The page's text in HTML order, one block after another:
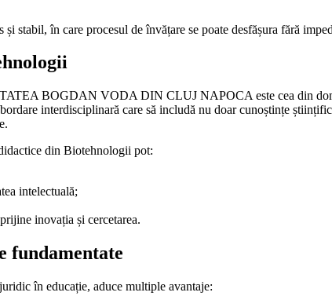
stabil, în care procesul de învățare se poate desfășura fără
BOGDAN VODA DIN CLUJ NAPOCA este cea din
interdisciplinară care să includă nu doar cunoștințe
din Biotehnologii pot:
intelectuală;
inovația și cercetarea.
fundamentate
în educație, aduce multiple avantaje: